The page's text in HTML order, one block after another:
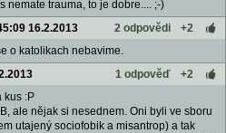
nemate trauma, to je dobre.... ;-)
16.2.2013 2 odpovědi
+2
o katolikach nebavime.
1 odpověď
+2
kus :P
ale nějak si nesednem. Oni byli ve sboru
utajený sociofobik a misantrop) a tak